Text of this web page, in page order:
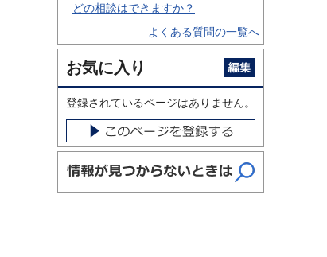
どの相談はできますか？
よくある質問の一覧へ
お気に入り
登録されているページはありません。